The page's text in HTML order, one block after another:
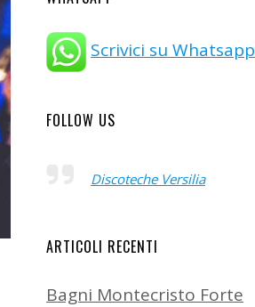
Scrivici su Whatsapp
FOLLOW US
Discoteche Versilia
ARTICOLI RECENTI
Bagni Montecristo Forte